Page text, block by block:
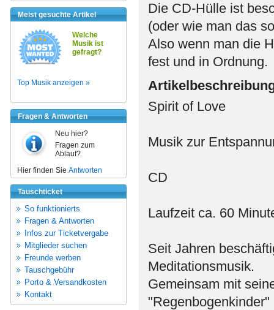
Meist gesuchte Artikel
Welche
Musik ist
gefragt?
Top Musik anzeigen »
Fragen & Antworten
Neu hier?
Fragen zum
Ablauf?
Hier finden Sie Antworten
Tauschticket
So funktionierts
Fragen & Antworten
Infos zur Ticketvergabe
Mitglieder suchen
Freunde werben
Tauschgebühr
Porto & Versandkosten
Kontakt
Die CD-Hülle ist
(oder wie man das
Also wenn man die
fest und in Ordnung.
Spirit of Love
Musik zur
CD
Laufzeit ca. 60
Seit Jahren
Meditationsmusik.
Gemeinsam mit
"Regenbogenkinder"